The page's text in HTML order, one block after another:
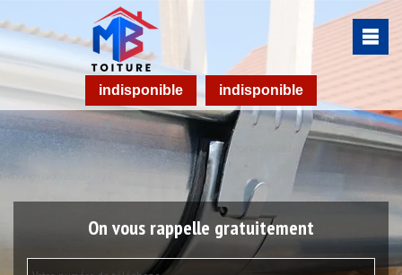
indisponible indisponible
On vous rappelle gratuitement